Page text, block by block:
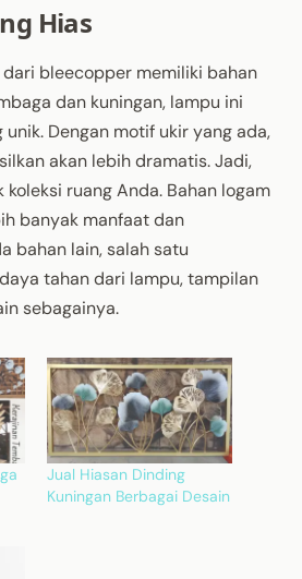
Hias
dari bleecopper memiliki bahan
dan kuningan, lampu ini
Dengan motif ukir yang ada,
akan lebih dramatis. Jadi,
ruang Anda. Bahan logam
banyak manfaat dan
bahan lain, salah satu
tahan dari lampu, tampilan
sebagainya.
Jual Hiasan Dinding
Kuningan Berbagai Desain